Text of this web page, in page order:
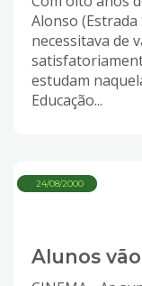
Alonso (Estrada
necessitava de
estudam
Educação...
24/08/2000
Alunos